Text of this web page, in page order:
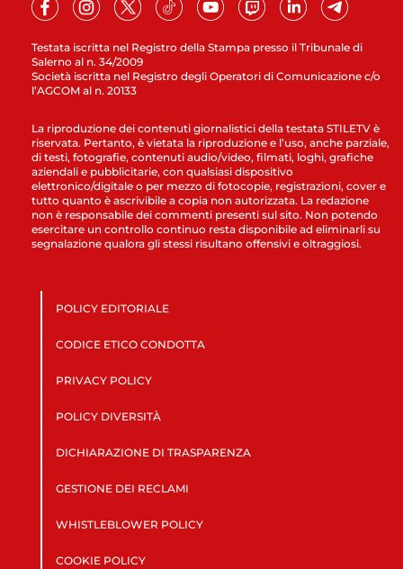
Testata iscritta nel Registro della Stampa presso il Tribunale di
Salerno al n. 34/2009
Società iscritta nel Registro degli Operatori di Comunicazione c/o
l’AGCOM al n. 20133
La riproduzione dei contenuti giornalistici della testata STILETV è
riservata. Pertanto, è vietata la riproduzione e l’uso, anche parziale,
di testi, fotografie, contenuti audio/video, filmati, loghi, grafiche
aziendali e pubblicitarie, con qualsiasi dispositivo
elettronico/digitale o per mezzo di fotocopie, registrazioni, cover e
tutto quanto è ascrivibile a copia non autorizzata. La redazione
non è responsabile dei commenti presenti sul sito. Non potendo
esercitare un controllo continuo resta disponibile ad eliminarli su
segnalazione qualora gli stessi risultano offensivi e oltraggiosi.
POLICY EDITORIALE
CODICE ETICO CONDOTTA
PRIVACY POLICY
POLICY DIVERSITÀ
DICHIARAZIONE DI TRASPARENZA
GESTIONE DEI RECLAMI
WHISTLEBLOWER POLICY
COOKIE POLICY